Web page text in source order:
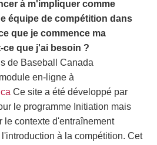
à m'impliquer comme
équipe de compétition dans
que je commence ma
que j'ai besoin ?
de Baseball Canada
en-ligne à
Ce site a été développé par
le programme Initiation mais
le contexte d'entraînement
à la compétition. Cet